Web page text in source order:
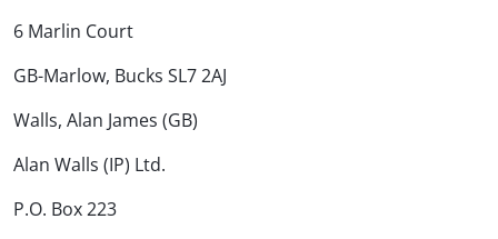
6 Marlin Court
GB-Marlow, Bucks SL7 2AJ
Walls, Alan James (GB)
Alan Walls (IP) Ltd.
P.O. Box 223